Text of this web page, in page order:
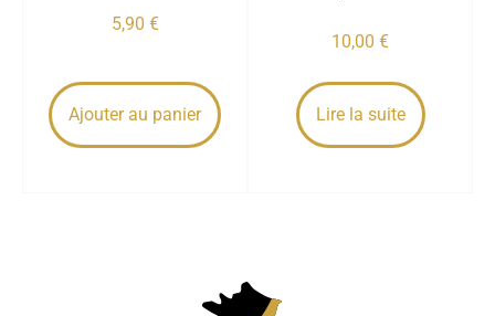
5,90 €
Ajouter au panier
10,00 €
Lire la suite